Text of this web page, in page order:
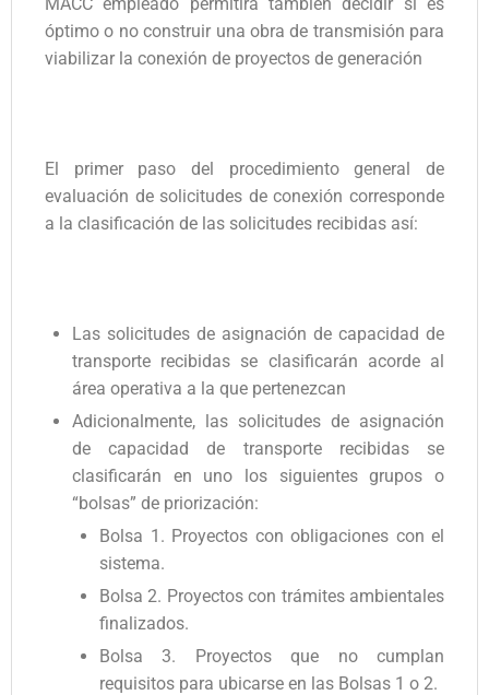
óptimo o no construir una obra de transmisión para
viabilizar la conexión de proyectos de generación
El primer paso del procedimiento general de
evaluación de solicitudes de conexión corresponde
a la clasificación de las solicitudes recibidas así:
Las solicitudes de asignación de capacidad de
transporte recibidas se clasificarán acorde al
área operativa a la que pertenezcan
Adicionalmente, las solicitudes de asignación
de capacidad de transporte recibidas se
clasificarán en uno los siguientes grupos o
“bolsas” de priorización:
Bolsa 1. Proyectos con obligaciones con el
sistema.
Bolsa 2. Proyectos con trámites ambientales
finalizados.
Bolsa 3. Proyectos que no cumplan
requisitos para ubicarse en las Bolsas 1 o 2.